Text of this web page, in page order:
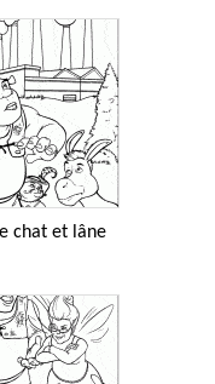
chat et lâne